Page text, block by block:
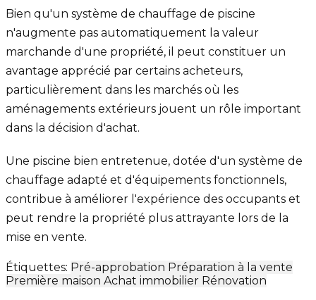
Bien qu'un système de chauffage de piscine
n'augmente pas automatiquement la valeur
marchande d'une propriété, il peut constituer un
avantage apprécié par certains acheteurs,
particulièrement dans les marchés où les
aménagements extérieurs jouent un rôle important
dans la décision d'achat.
Une piscine bien entretenue, dotée d'un système de
chauffage adapté et d'équipements fonctionnels,
contribue à améliorer l'expérience des occupants et
peut rendre la propriété plus attrayante lors de la
mise en vente.
Étiquettes: Pré-approbation Préparation à la vente
Première maison Achat immobilier Rénovation